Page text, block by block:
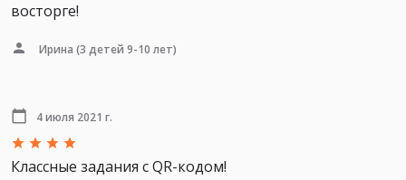
восторге!
Ирина (3 детей 9-10 лет)
4 июля 2021 г.
Классные задания с QR-кодом!